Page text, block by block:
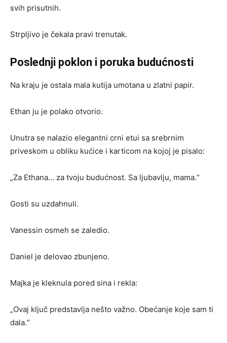
svih prisutnih.
Strpljivo je čekala pravi trenutak.
Poslednji poklon i poruka budućnosti
Na kraju je ostala mala kutija umotana u zlatni papir.
Ethan ju je polako otvorio.
Unutra se nalazio elegantni crni etui sa srebrnim
priveskom u obliku kućice i karticom na kojoj je pisalo:
„Za Ethana… za tvoju budućnost. Sa ljubavlju, mama.“
Gosti su uzdahnuli.
Vanessin osmeh se zaledio.
Daniel je delovao zbunjeno.
Majka je kleknula pored sina i rekla:
„Ovaj ključ predstavlja nešto važno. Obećanje koje sam ti
dala.“